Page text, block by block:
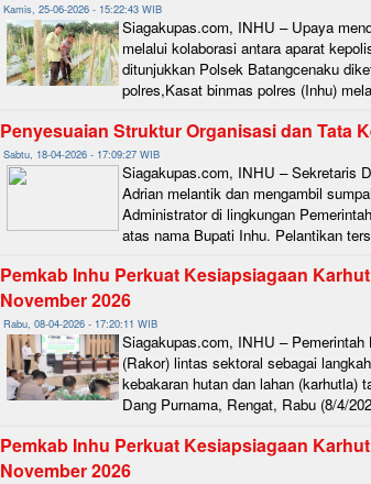
Kamis, 25-06-2026 - 15:22:43 WIB
Siagakupas.com, INHU – Upaya
melalui kolaborasi antara aparat
ditunjukkan Polsek Batangcenaku
polres,Kasat binmas polres (Inhu)
Penyesuaian Struktur Organisasi dan Tata
Sabtu, 18-04-2026 - 17:09:27 WIB
Siagakupas.com, INHU – Sekretaris
Adrian melantik dan mengambil
Administrator di lingkungan
atas nama Bupati Inhu. Pelantikan
Pemkab Inhu Perkuat Kesiapsiagaan
November 2026
Rabu, 08-04-2026 - 17:20:11 WIB
Siagakupas.com, INHU – Pemerintah
(Rakor) lintas sektoral sebagai
kebakaran hutan dan lahan (karhutla)
Dang Purnama, Rengat, Rabu (8/4/
Pemkab Inhu Perkuat Kesiapsiagaan
November 2026